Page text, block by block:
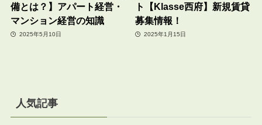
備とは？】アパート経営・
マンション経営の知識
2025年5月10日
ト【Klasse西府】新規賃貸
募集情報！
2025年1月15日
人気記事